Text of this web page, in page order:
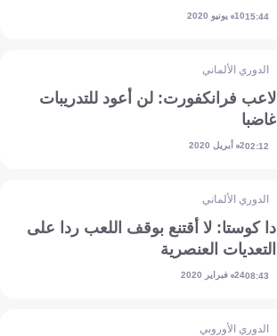
15:4410 يونيو 2020
الدوري الألماني
لاعب فرانكفورت: لن أعود للتدريبات
غاضبا
02:122 أبريل 2020
الدوري الألماني
دا كوستا: لا أقتنع بوقف اللعب ردا على
التعديات العنصرية
08:4324 فبراير 2020
الدوري الأوروبي